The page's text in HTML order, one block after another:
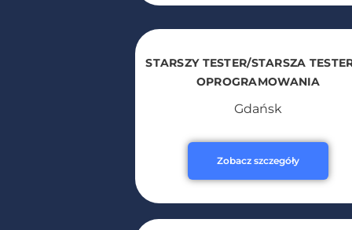
STARSZY TESTER/STARSZA
OPROGRAMOWANIA
Gdańsk
Zobacz szczegóły